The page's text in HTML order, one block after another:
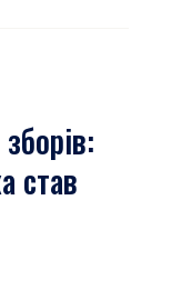
став